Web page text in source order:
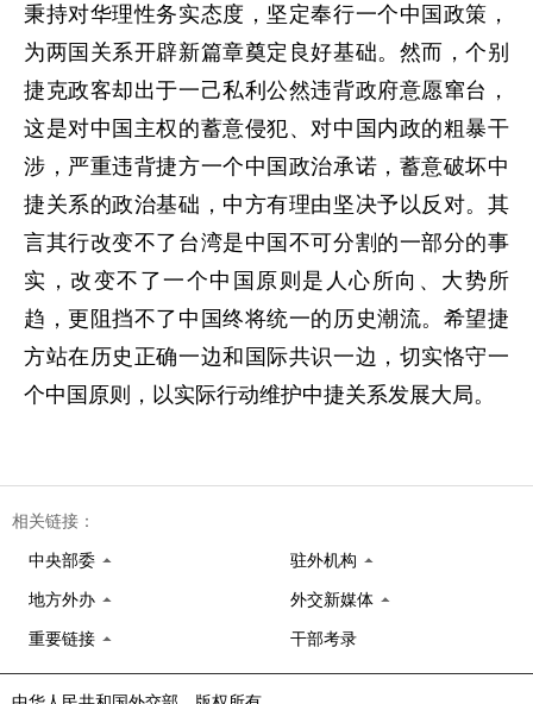
秉持对华理性务实态度，坚定奉行一个中国政策，
为两国关系开辟新篇章奠定良好基础。然而，个别
捷克政客却出于一己私利公然违背政府意愿窜台，
这是对中国主权的蓄意侵犯、对中国内政的粗暴干
涉，严重违背捷方一个中国政治承诺，蓄意破坏中
捷关系的政治基础，中方有理由坚决予以反对。其
言其行改变不了台湾是中国不可分割的一部分的事
实，改变不了一个中国原则是人心所向、大势所
趋，更阻挡不了中国终将统一的历史潮流。希望捷
方站在历史正确一边和国际共识一边，切实恪守一
个中国原则，以实际行动维护中捷关系发展大局。
相关链接：
中央部委 驻外机构
地方外办 外交新媒体
重要链接 干部考录